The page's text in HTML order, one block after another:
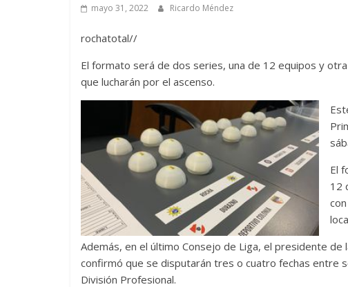
mayo 31, 2022 Ricardo Méndez
rochatotal//
El formato será de dos series, una de 12 equipos y
que lucharán por el ascenso.
El
12
Además, en el último Consejo de Liga, el presidente de
confirmó que se disputarán tres o cuatro fechas entre
División Profesional.